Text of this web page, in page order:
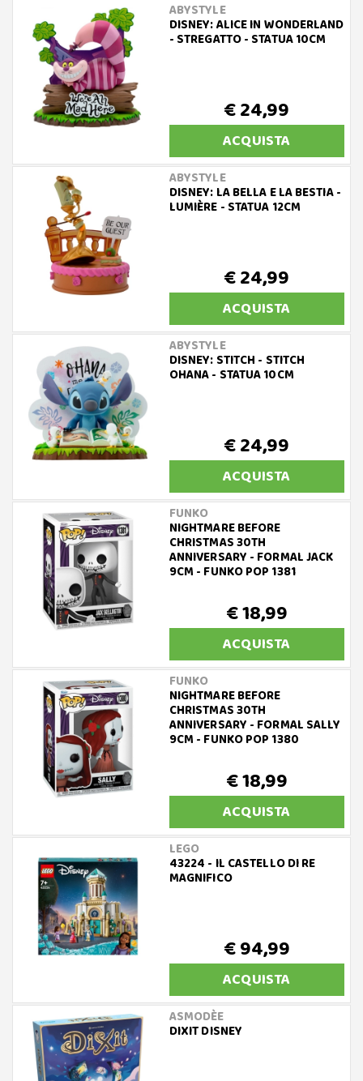
ABYSTYLE
DISNEY: ALICE IN WONDERLAND
- STREGATTO - STATUA 10CM
€ 24,99
ACQUISTA
ABYSTYLE
DISNEY: LA BELLA E LA BESTIA -
LUMIÈRE - STATUA 12CM
€ 24,99
ACQUISTA
ABYSTYLE
DISNEY: STITCH - STITCH
OHANA - STATUA 10CM
€ 24,99
ACQUISTA
FUNKO
NIGHTMARE BEFORE
CHRISTMAS 30TH
ANNIVERSARY - FORMAL JACK
9CM - FUNKO POP 1381
€ 18,99
ACQUISTA
FUNKO
NIGHTMARE BEFORE
CHRISTMAS 30TH
ANNIVERSARY - FORMAL SALLY
9CM - FUNKO POP 1380
€ 18,99
ACQUISTA
LEGO
43224 - IL CASTELLO DI RE
MAGNIFICO
€ 94,99
ACQUISTA
ASMODÈE
DIXIT DISNEY